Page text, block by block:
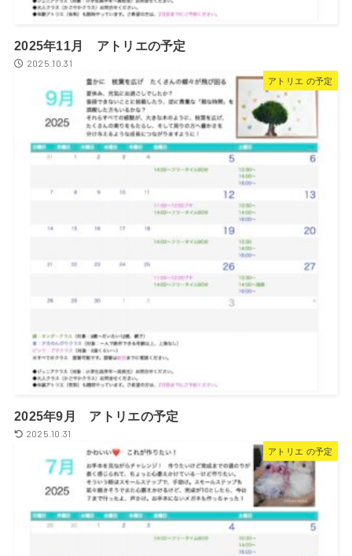
2025年11月 アトリエの予定
2025.10.31
アトリエ の予定
2025年9月 アトリエの予定
2025.10.31
アトリエ の予定